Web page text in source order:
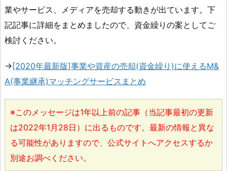
業やサービス、メディアを売却する動きが出ています。下
記記事に詳細をまとめましたので、資金繰りの案としてご
検討ください。
→[2020年最新版]事業や資産の売却(資金繰り)に使えるM&
A(事業継承)マッチングサービスまとめ
※このメッセージは1年以上前の記事（当記事最初の更新
は2022年1月28日）に出るものです。最新の情報と異な
る可能性がありますので、公式サイトへアクセスするか
別途お調べください。